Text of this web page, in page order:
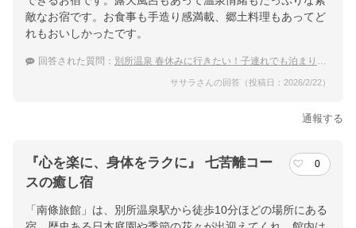
敵なお宿です。お食事も手造り感満載、郷土料理もあってど
れもおいしかったです。
回答された質問： 別所温泉 春休みに行きたい！子連れでも泊まりやすい穴場な宿は？
ササラさんの回答（投稿日：2026/2/22）
通報する
『心を楽に、身体をラクに』 七苦離コー
スの癒し宿
0
「南條旅館」は、別所温泉駅から徒歩10分ほどの場所にある